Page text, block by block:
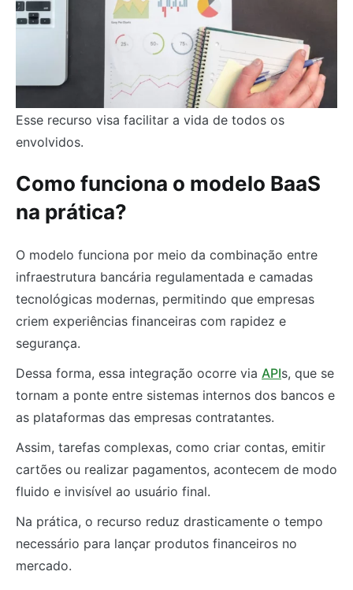
Esse recurso visa facilitar a vida de todos os
envolvidos.
Como funciona o modelo BaaS
na prática?
O modelo funciona por meio da combinação entre
infraestrutura bancária regulamentada e camadas
tecnológicas modernas, permitindo que empresas
criem experiências financeiras com rapidez e
segurança.
Dessa forma, essa integração ocorre via APIs, que se
tornam a ponte entre sistemas internos dos bancos e
as plataformas das empresas contratantes.
Assim, tarefas complexas, como criar contas, emitir
cartões ou realizar pagamentos, acontecem de modo
fluido e invisível ao usuário final.
Na prática, o recurso reduz drasticamente o tempo
necessário para lançar produtos financeiros no
mercado.